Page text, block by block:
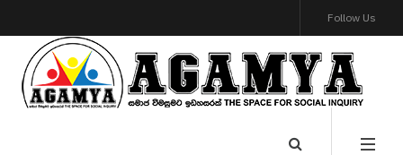
Follow Us